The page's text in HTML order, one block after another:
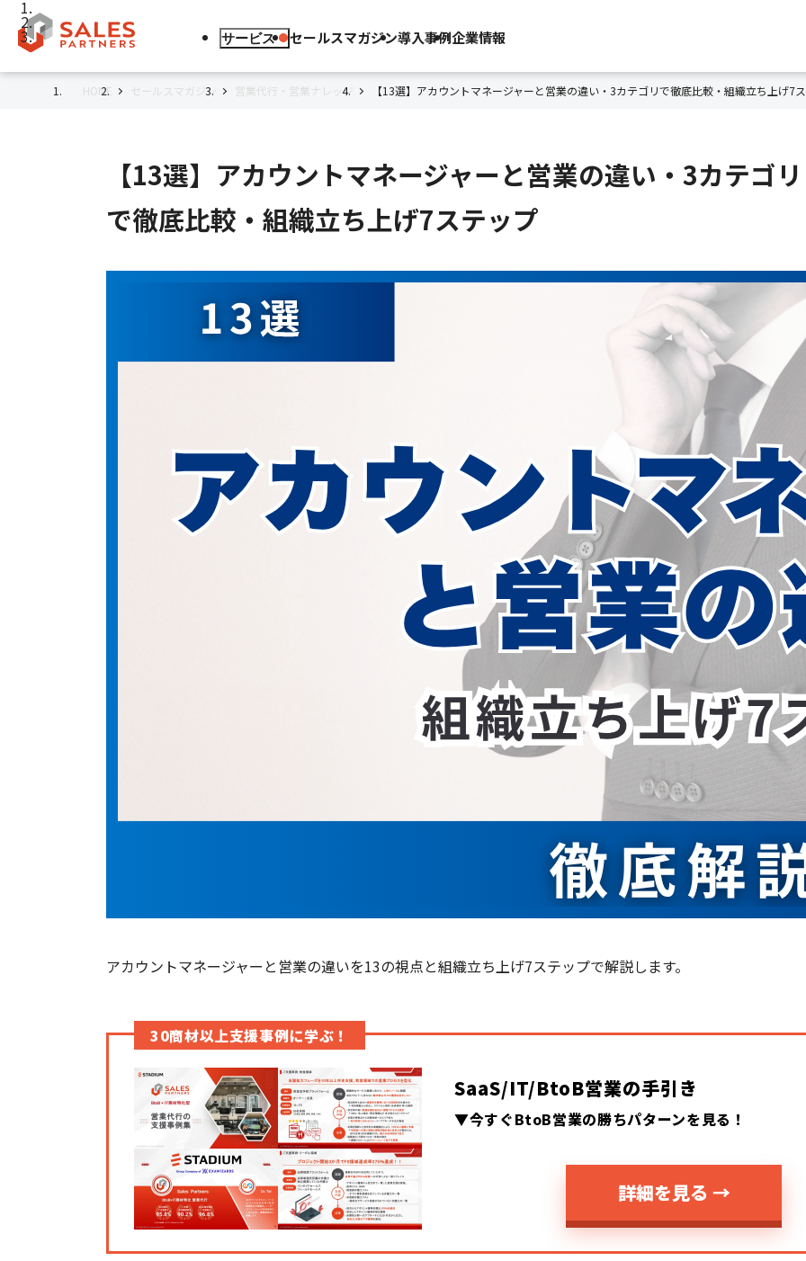
サービス セールスマガジン導入事例企業情報
HOME セールスマガジン 営業代行・営業ナレッジ 【13選】アカウントマネージャーと営業の違い・3カテゴリで徹底比較・組織立ち上げ7
【13選】アカウントマネージャーと営業の違い・3カテゴリ
で徹底比較・組織立ち上げ7ステップ
アカウントマネージャーと営業の違いを13の視点と組織立ち上げ7ステップで解説します。
30商材以上支援事例に学ぶ！
SaaS/IT/BtoB営業の手引き
▼今すぐBtoB営業の勝ちパターンを見る！
詳細を見る →